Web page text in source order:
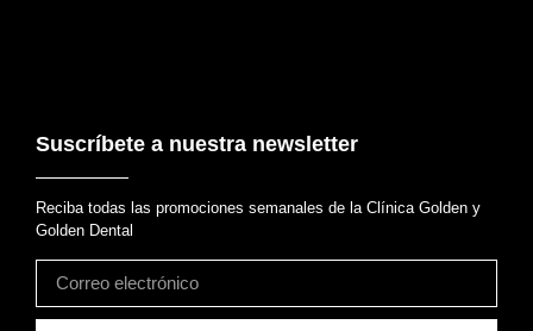
Suscríbete a nuestra newsletter
Reciba todas las promociones semanales de la Clínica Golden y
Golden Dental